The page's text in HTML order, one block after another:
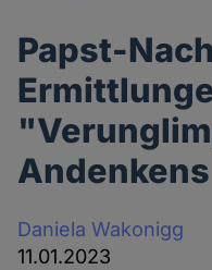
Papst-
Daniela Wakonigg
11.01.2023